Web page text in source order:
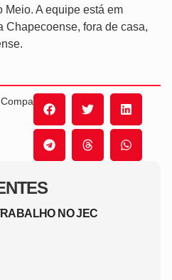
NO JEC
Meio. A equipe está em
Chapecoense, fora de casa,
Compartilhe: